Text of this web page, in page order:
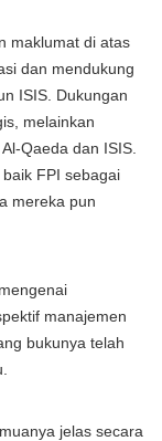
maklumat di atas
dan mendukung
ISIS. Dukungan
melainkan
Qaeda dan ISIS.
FPI sebagai
mereka pun
manajemen
bukunya telah
jelas secara